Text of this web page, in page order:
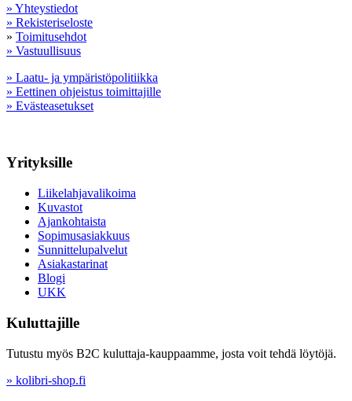
» Yhteystiedot
» Rekisteriseloste
» Toimitusehdot
» Vastuullisuus
» Laatu- ja ympäristöpolitiikka
» Eettinen ohjeistus toimittajille
» Evästeasetukset
Yrityksille
Liikelahjavalikoima
Kuvastot
Ajankohtaista
Sopimusasiakkuus
Sunnittelupalvelut
Asiakastarinat
Blogi
UKK
Kuluttajille
Tutustu myös B2C kuluttaja-kauppaamme, josta voit tehdä löytöjä.
» kolibri-shop.fi